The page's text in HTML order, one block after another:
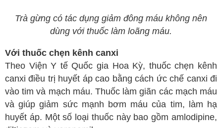
Trà gừng có tác dụng giảm đông máu không nên
dùng với thuốc làm loãng máu.
Với thuốc chẹn kênh canxi
Theo Viện Y tế Quốc gia Hoa Kỳ, thuốc chẹn kênh
canxi điều trị huyết áp cao bằng cách ức chế canxi đi
vào tim và mạch máu. Thuốc làm giãn các mạch máu
và giúp giảm sức mạnh bơm máu của tim, làm hạ
huyết áp. Một số loại thuốc này bao gồm amlodipine,